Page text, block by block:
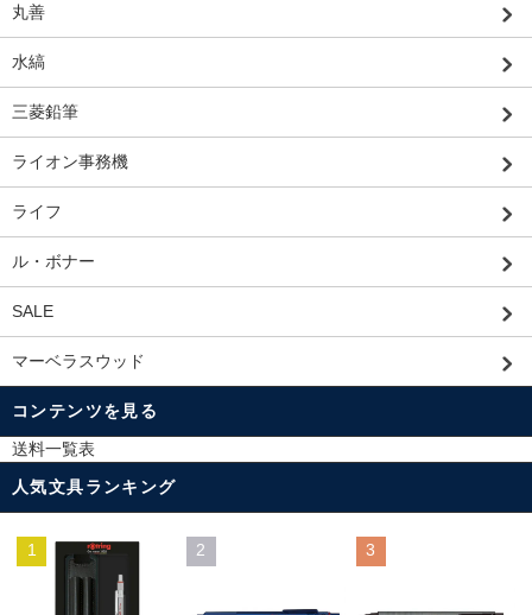
丸善
水縞
三菱鉛筆
ライオン事務機
ライフ
ル・ボナー
SALE
マーベラスウッド
コンテンツを見る
送料一覧表
人気文具ランキング
1 2 3